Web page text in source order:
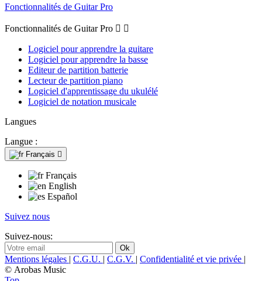
Fonctionnalités de Guitar Pro
Fonctionnalités de Guitar Pro  
Logiciel pour apprendre la guitare
Logiciel pour apprendre la basse
Editeur de partition batterie
Lecteur de partition piano
Logiciel d'apprentissage du ukulélé
Logiciel de notation musicale
Langues
Langue :
Français 
Français
English
Español
Suivez nous
Suivez-nous:
Mentions légales | C.G.U. | C.G.V. | Confidentialité et vie privée |
© Arobas Music